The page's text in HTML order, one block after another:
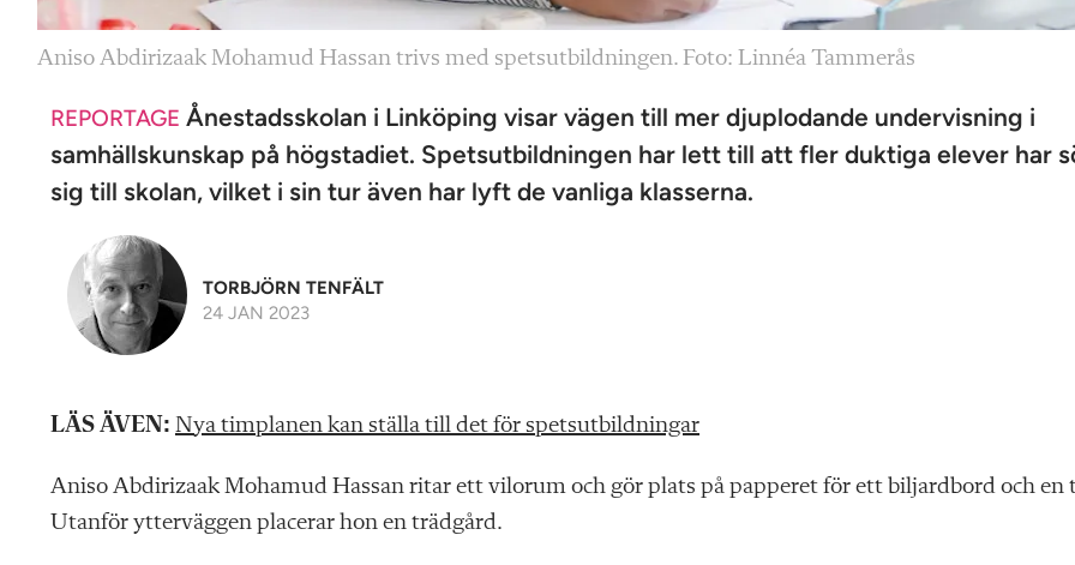
Aniso Abdirizaak Mohamud Hassan trivs med spetsutbildningen. Foto: Linnéa Tammerås
REPORTAGE Ånestadsskolan i Linköping visar vägen till mer djuplodande undervisning i
samhällskunskap på högstadiet. Spetsutbildningen har lett till att fler duktiga elever har
sig till skolan, vilket i sin tur även har lyft de vanliga klasserna.
TORBJÖRN TENFÄLT
24 JAN 2023
LÄS ÄVEN: Nya timplanen kan ställa till det för spetsutbildningar
Aniso Abdirizaak Mohamud Hassan ritar ett vilorum och gör plats på papperet för ett biljardbord och en
Utanför ytterväggen placerar hon en trädgård.